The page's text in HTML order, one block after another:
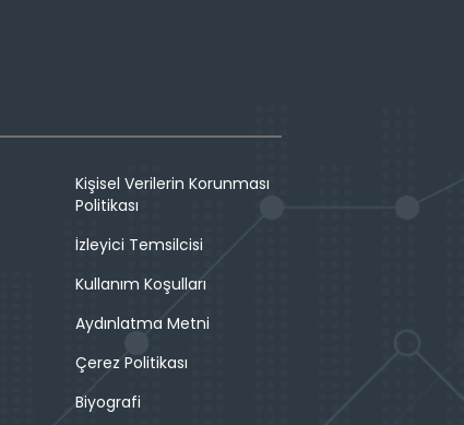
Kişisel Verilerin Korunması
Politikası
İzleyici Temsilcisi
Kullanım Koşulları
Aydınlatma Metni
Çerez Politikası
Biyografi